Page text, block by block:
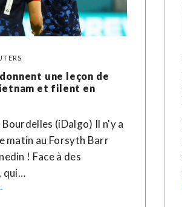
une leçon de
et filent en
(iDalgo) Il n'y a
matin au Forsyth Barr
! Face à des
qui…